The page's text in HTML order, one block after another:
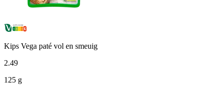
Kips Vega paté vol en smeuig
2.49
125 g